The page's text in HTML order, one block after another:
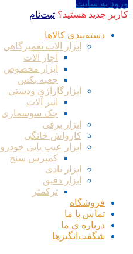
ورود به سایت
کاربر جدید هستید؟ ثبت‌نام
دسته‌بندی کالاها
ابزار آلات تعمیرگاهی
آچار آلات
ابزار مخصوص
جعبه بکس
ابزارگاراژی ودستی
انبر آلات
جک سوسماری
ابزار برقی
کارواش خانگی
ابزار عیب یابی خودرو
کمپرس سنج
ابزار بادی
ابزار دقیق
ترکمتر
فروشگاه
تماس با ما
درباره ی ما
شگفت‌انگیزها